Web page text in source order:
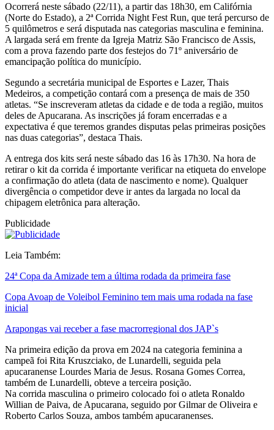
Ocorrerá neste sábado (22/11), a partir das 18h30, em Califórnia
(Norte do Estado), a 2ª Corrida Night Fest Run, que terá percurso de
5 quilômetros e será disputada nas categorias masculina e feminina.
A largada será em frente da Igreja Matriz São Francisco de Assis,
com a prova fazendo parte dos festejos do 71º aniversário de
emancipação política do município.
Segundo a secretária municipal de Esportes e Lazer, Thais
Medeiros, a competição contará com a presença de mais de 350
atletas. “Se inscreveram atletas da cidade e de toda a região, muitos
deles de Apucarana. As inscrições já foram encerradas e a
expectativa é que teremos grandes disputas pelas primeiras posições
nas duas categorias”, destaca Thais.
A entrega dos kits será neste sábado das 16 às 17h30. Na hora de
retirar o kit da corrida é importante verificar na etiqueta do envelope
a confirmação do atleta (data de nascimento e nome). Qualquer
divergência o competidor deve ir antes da largada no local da
chipagem eletrônica para alteração.
Publicidade
Leia Também:
24ª Copa da Amizade tem a última rodada da primeira fase
Copa Avoap de Voleibol Feminino tem mais uma rodada na fase
inicial
Arapongas vai receber a fase macrorregional dos JAP`s
Na primeira edição da prova em 2024 na categoria feminina a
campeã foi Rita Kruszciako, de Lunardelli, seguida pela
apucaranense Lourdes Maria de Jesus. Rosana Gomes Correa,
também de Lunardelli, obteve a terceira posição.
Na corrida masculina o primeiro colocado foi o atleta Ronaldo
Willian de Paiva, de Apucarana, seguido por Gilmar de Oliveira e
Roberto Carlos Souza, ambos também apucaranenses.